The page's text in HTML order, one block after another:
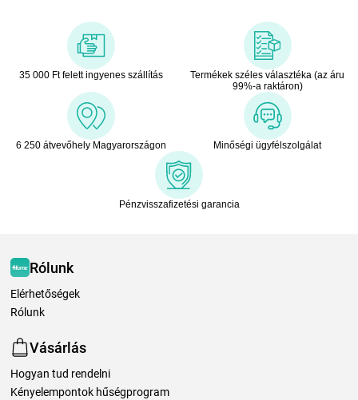
35 000 Ft felett ingyenes szállítás
Termékek széles választéka (az áru
99%-a raktáron)
6 250 átvevőhely Magyarországon Minőségi ügyfélszolgálat
Pénzvisszafizetési garancia
Rólunk
Elérhetőségek
Rólunk
Vásárlás
Hogyan tud rendelni
Kényelempontok hűségprogram